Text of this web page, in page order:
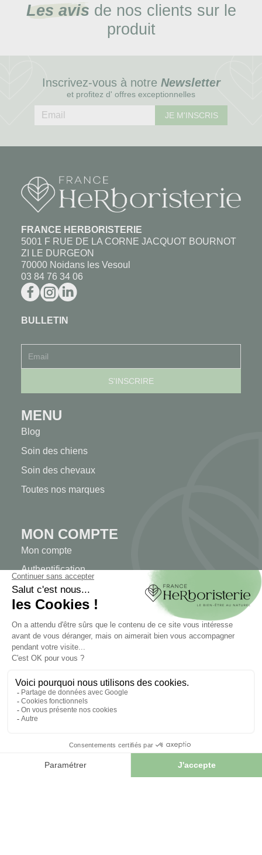
Les avis de nos clients sur le
produit
Inscrivez-vous à notre Newsletter
et profitez d' offres exceptionnelles
JE M'INSCRIS
FRANCE HERBORISTERIE
5001 F RUE DE LA CORNE JACQUOT BOURNOT
ZI LE DURGEON
70000 Noidans les Vesoul
03 84 76 34 06
BULLETIN
MENU
Blog
Soin des chiens
Soin des chevaux
Toutes nos marques
MON COMPTE
Mon compte
Authentification
Suivi de commande
Créer votre compte
INFORMATIONS
Plan du site
Notre herboristerie
Paiement sécurisé